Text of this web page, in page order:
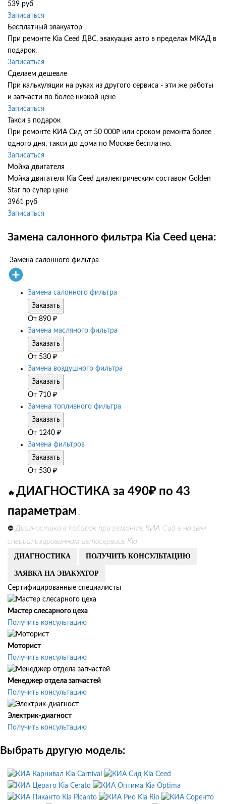
539 руб
Записаться
Бесплатный эвакуатор
При ремонте Kia Ceed ДВС, эвакуация авто в пределах МКАД в
подарок.
Записаться
Сделаем дешевле
При калькуляции на руках из другого сервиса - эти же работы
и запчасти по более низкой цене
Записаться
Такси в подарок
При ремонте КИА Сид от 50 000₽ или сроком ремонта более
одного дня, такси до дома по Москве бесплатно.
Записаться
Мойка двигателя
Мойка двигателя Kia Ceed диэлектрическим составом Golden
Star по супер цене
3961 руб
Записаться
Замена салонного фильтра Kia Ceed цена:
Замена салонного фильтра
Замена салонного фильтра
Заказать
От 890 ₽
Замена масляного фильтра
Заказать
От 530 ₽
Замена воздушного фильтра
Заказать
От 710 ₽
Замена топливного фильтра
Заказать
От 1240 ₽
Замена фильтров
Заказать
От 530 ₽
🔥 ДИАГНОСТИКА за 490₽ по 43
параметрам .
⛔ Диагностика в подарок при ремонте КИА Сид в нашем
специализированном автосервисе Kia
ДИАГНОСТИКА ПОЛУЧИТЬ КОНСУЛЬТАЦИЮ
ЗАЯВКА НА ЭВАКУАТОР
Сертифицированные специалисты
Мастер слесарного цеха
Получить консультацию
Моторист
Получить консультацию
Менеджер отдела запчастей
Получить консультацию
Электрик-диагност
Получить консультацию
Выбрать другую модель:
Kia Carnival
Kia Ceed
Kia Cerato
Kia Optima
Kia Picanto
Kia Rio